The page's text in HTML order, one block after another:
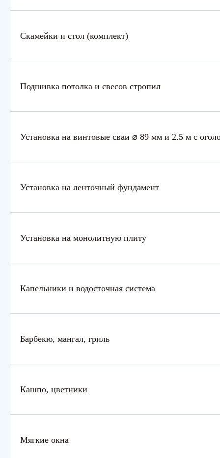
Скамейки и стол (комплект)
Подшивка потолка и свесов стропил
Установка на винтовые сваи ⌀ 89 мм и 2.5 м с
Установка на ленточный фундамент
Установка на монолитную плиту
Капельники и водосточная система
Барбекю, мангал, гриль
Кашпо, цветники
Мягкие окна